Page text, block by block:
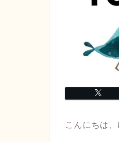
こんにちは